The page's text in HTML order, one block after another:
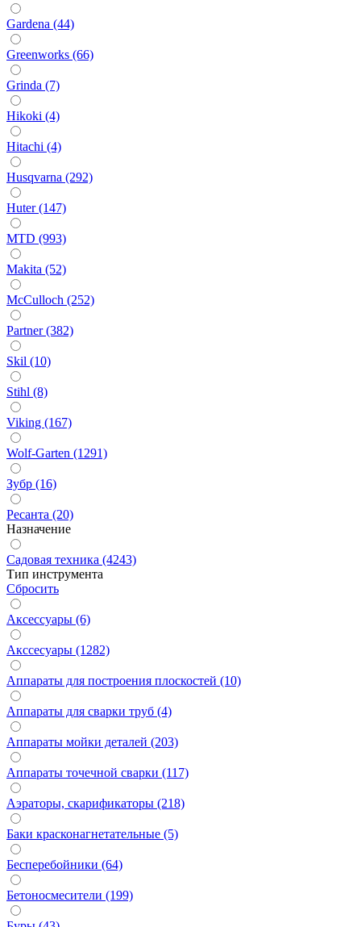
Gardena (44)
Greenworks (66)
Grinda (7)
Hikoki (4)
Hitachi (4)
Husqvarna (292)
Huter (147)
MTD (993)
Makita (52)
McCulloch (252)
Partner (382)
Skil (10)
Stihl (8)
Viking (167)
Wolf-Garten (1291)
Зубр (16)
Ресанта (20)
Назначение
Садовая техника (4243)
Тип инструмента
Сбросить
Аксессуары (6)
Акссесуары (1282)
Аппараты для построения плоскостей (10)
Аппараты для сварки труб (4)
Аппараты мойки деталей (203)
Аппараты точечной сварки (117)
Аэраторы, скарификаторы (218)
Баки красконагнетательные (5)
Бесперебойники (64)
Бетоносмесители (199)